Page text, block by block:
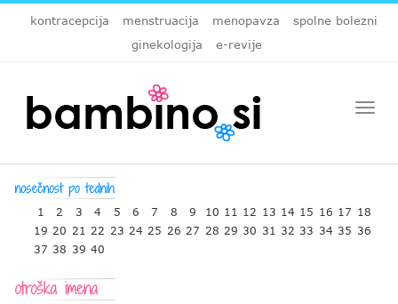
kontracepcija menstruacija menopavza
spolne bolezni
ginekologija
e-revije
1 2 3 4 5 6 7 8 9 10 11 12 13 14 15 16 17 18
19 20 21 22 23 24 25 26 27 28 29 30 31 32 33 34 35 36
37 38 39 40